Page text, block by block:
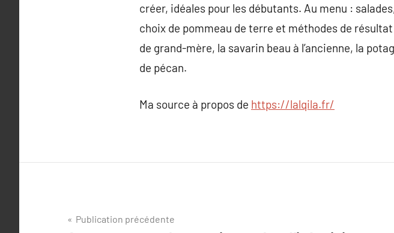
créer, idéales pour les débutants. Au menu :
choix de pommeau de terre et méthodes de
de grand-mère, la savarin beau à l’ancienne, la
de pécan.
Ma source à propos de https://lalqila.fr/
Navigation
Publication précédente